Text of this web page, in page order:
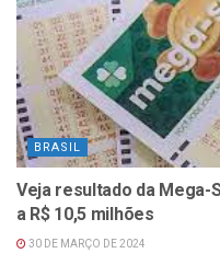
BRASIL
Veja resultado da Mega-
a R$ 10,5 milhões
30 DE MARÇO DE 2024